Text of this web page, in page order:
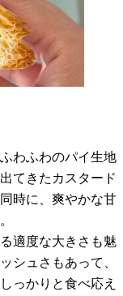
わふわのパイ生地
てきたカスタード
時に、爽やかな甘
適度な大きさも魅
シュさもあって、
っかりと食べ応え